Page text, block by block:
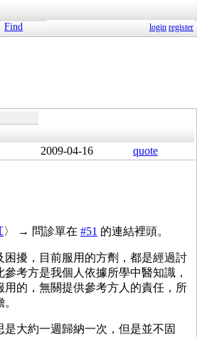
Find login register
2009-04-16 quote
〉 → 問診單在 #51 的連結裡頭。
困擾，目前服用的方劑，都是經過討
考方是我個人依據所學中醫知識，
用的，無關提供參考方人的責任，所
大約一週歸納一次，但是並不固